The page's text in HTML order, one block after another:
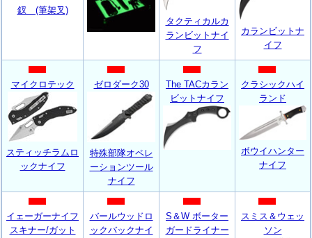
釵 (筆架叉)
タクティカルカ
ランビットナイ
フ
カランビットナ
イフ
マイクロテック
スティッチラムロ
ックナイフ
ゼロダーク30
特殊部隊オペレ
ーションツール
ナイフ
The TACカラン
ビットナイフ
クラシックハイ
ランド
ボウイハンター
ナイフ
イェーガーナイフ
スキナー/ガット
バールウッドロ
ックバックナイ
S＆W ボーター
ガードライナー
スミス＆ウェッ
ソン